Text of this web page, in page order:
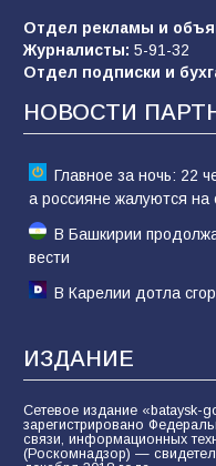
Батайчане вышли
конкурса «Большая
Отдел рекламы и
Журналисты: 5-91-32
Отдел подписки и
НОВОСТИ
Главное за ночь: 22
а россияне жалуются на
В Башкирии
вести
В Карелии дотла
ИЗДАНИЕ
Сетевое издание «bataysk-
зарегистрировано
связи, информационных
(Роскомнадзор) —